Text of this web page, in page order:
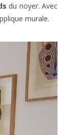
du noyer. Avec
murale.